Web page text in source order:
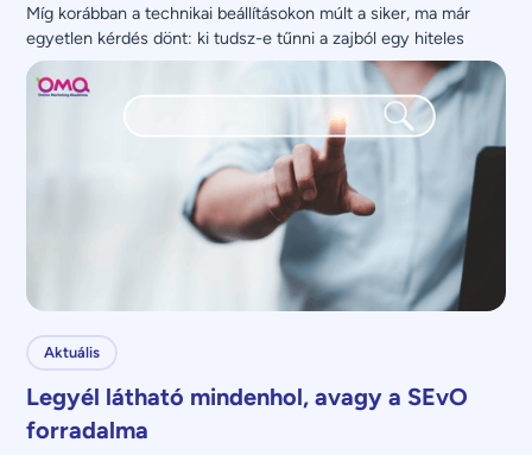
Míg korábban a technikai beállításokon múlt a siker, ma már
egyetlen kérdés dönt: ki tudsz-e tűnni a zajból egy hiteles
üzenettel?
Aktuális
Legyél látható mindenhol, avagy a SEvO
forradalma